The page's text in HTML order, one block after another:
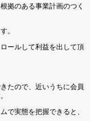
拠のある事業計画のつく
。
ールして利益を出して頂
たので、近いうちに会員
で実態を把握できると、